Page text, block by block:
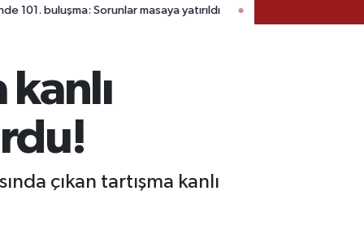
Sorunlar masaya yatırıldı 15:41Ağustos Fuarı'nda Madrigal
çıkan tartışma kanlı